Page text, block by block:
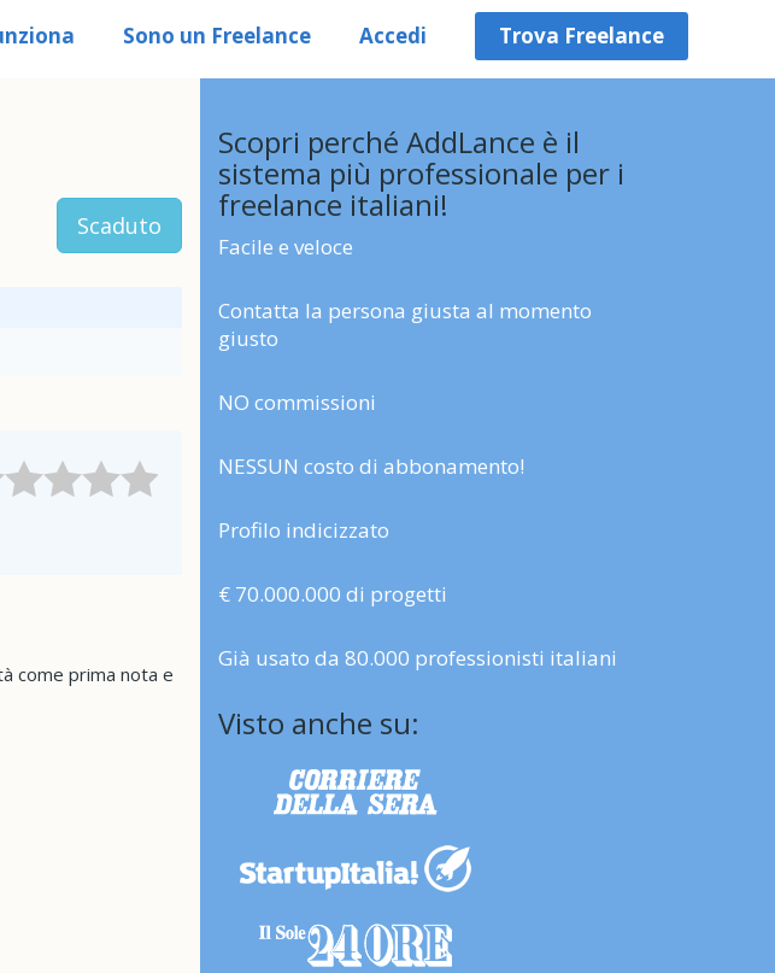
Sono un Freelance Accedi Trova Freelance
Scaduto
come prima nota e
Scopri perché AddLance è il
sistema più professionale per i
freelance italiani!
Facile e veloce
Contatta la persona giusta al momento
giusto
NO commissioni
NESSUN costo di abbonamento!
Profilo indicizzato
€ 70.000.000 di progetti
Già usato da 80.000 professionisti italiani
Visto anche su: